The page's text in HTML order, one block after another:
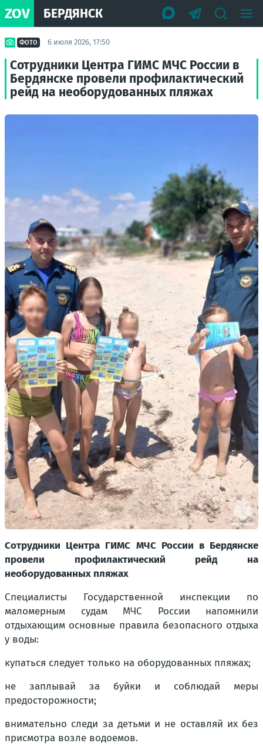
ZOV БЕРДЯНСК
ФОТО 6 июля 2026, 17:50
Сотрудники Центра ГИМС МЧС России в
Бердянске провели профилактический
рейд на необорудованных пляжах
Сотрудники Центра ГИМС МЧС России в Бердянске
провели профилактический рейд на
необорудованных пляжах
Специалисты Государственной инспекции по
маломерным судам МЧС России напомнили
отдыхающим основные правила безопасного отдыха
у воды:
купаться следует только на оборудованных пляжах;
не заплывай за буйки и соблюдай меры
предосторожности;
внимательно следи за детьми и не оставляй их без
присмотра возле водоемов.